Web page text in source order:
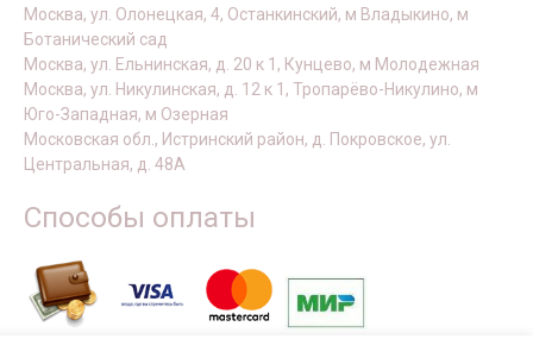
Москва, ул. Олонецкая, 4, Останкинский, м Владыкино, м
Ботанический сад
Москва, ул. Ельнинская, д. 20 к 1, Кунцево, м Молодежная
Москва, ул. Никулинская, д. 12 к 1, Тропарёво-Никулино, м
Юго-Западная, м Озерная
Московская обл., Истринский район, д. Покровское, ул.
Центральная, д. 48А
Способы оплаты